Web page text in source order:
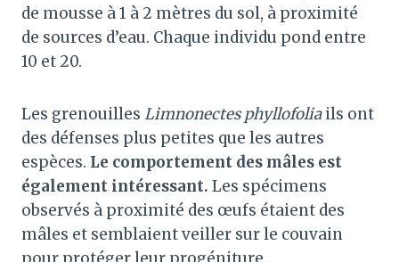
de mousse à 1 à 2 mètres du sol, à proximité
de sources d’eau. Chaque individu pond entre
10 et 20.
Les grenouilles Limnonectes phyllofoliails ont
des défenses plus petites que les autres
espèces. Le comportement des mâles est
également intéressant. Les spécimens
observés à proximité des œufs étaient des
mâles et semblaient veiller sur le couvain